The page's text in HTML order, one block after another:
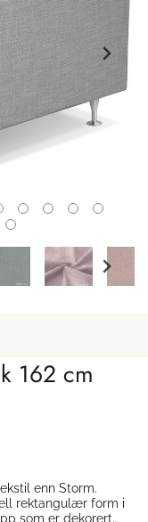
162 cm
rektangulær form i
som er dekorert